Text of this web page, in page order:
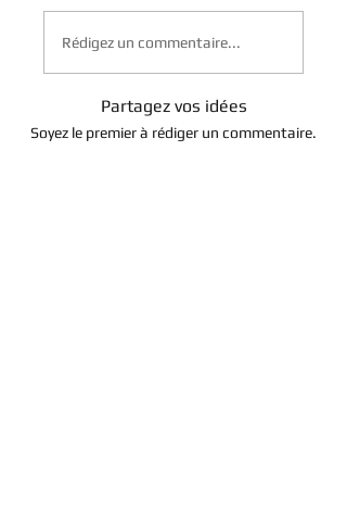
Rédigez un commentaire...
Partagez vos idées
Soyez le premier à rédiger un commentaire.